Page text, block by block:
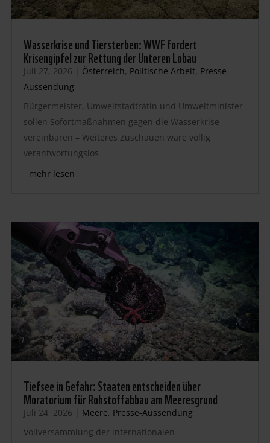
Wasserkrise und Tiersterben: WWF fordert
Krisengipfel zur Rettung der Unteren Lobau
Juli 27, 2026 | Österreich, Politische Arbeit, Presse-
Aussendung
Bürgermeister, Umweltstadträtin und Umweltminister
sollen Sofortmaßnahmen gegen die Wasserkrise
vereinbaren – Weiteres Zuschauen wäre völlig
verantwortungslos
mehr lesen
Tiefsee in Gefahr: Staaten entscheiden über
Moratorium für Rohstoffabbau am Meeresgrund
Juli 24, 2026 | Meere, Presse-Aussendung
Vollversammlung der internationalen